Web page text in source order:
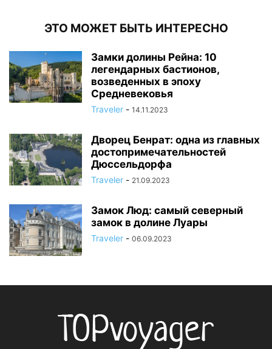
ЭТО МОЖЕТ БЫТЬ ИНТЕРЕСНО
Замки долины Рейна: 10
легендарных бастионов,
возведенных в эпоху
Средневековья
Traveler - 14.11.2023
Дворец Бенрат: одна из главных
достопримечательностей
Дюссельдорфа
Traveler - 21.09.2023
Замок Люд: самый северный
замок в долине Луары
Traveler - 06.09.2023